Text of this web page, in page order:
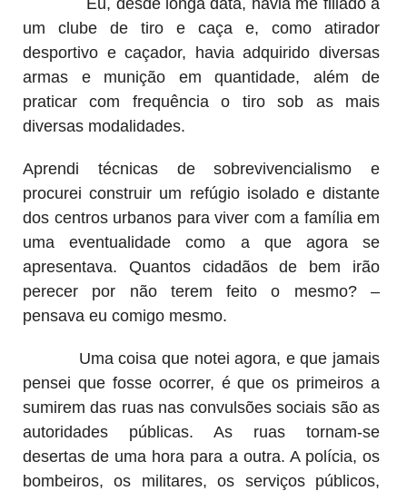
um clube de tiro e caça e, como atirador
desportivo e caçador, havia adquirido diversas
armas e munição em quantidade, além de
praticar com frequência o tiro sob as mais
diversas modalidades.
Aprendi técnicas de sobrevivencialismo e
procurei construir um refúgio isolado e distante
dos centros urbanos para viver com a família em
uma eventualidade como a que agora se
apresentava. Quantos cidadãos de bem irão
perecer por não terem feito o mesmo? –
pensava eu comigo mesmo.
Uma coisa que notei agora, e que jamais
pensei que fosse ocorrer, é que os primeiros a
sumirem das ruas nas convulsões sociais são as
autoridades públicas. As ruas tornam-se
desertas de uma hora para a outra. A polícia, os
bombeiros, os militares, os serviços públicos,